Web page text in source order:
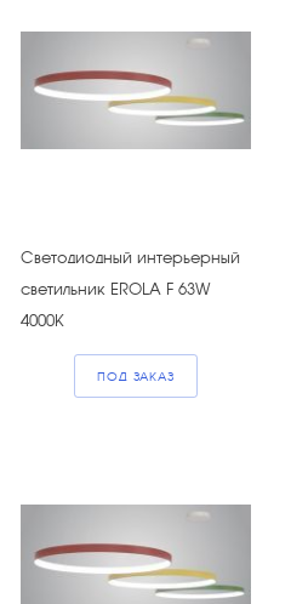
Светодиодный интерьерный
светильник EROLA F 63W
4000К
ПОД ЗАКАЗ